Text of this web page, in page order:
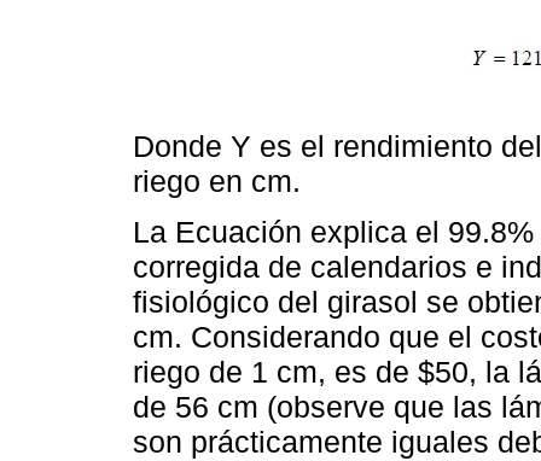
Donde Y es el rendimiento
riego en cm.
La Ecuación explica el
corregida de calendarios e
fisiológico del girasol se
cm. Considerando que el
riego de 1 cm, es de $50, la
de 56 cm (observe que las
son prácticamente iguales